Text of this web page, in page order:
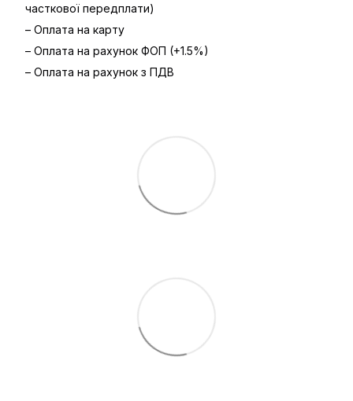
часткової передплати)
– Оплата на карту
– Оплата на рахунок ФОП (+1.5%)
– Оплата на рахунок з ПДВ